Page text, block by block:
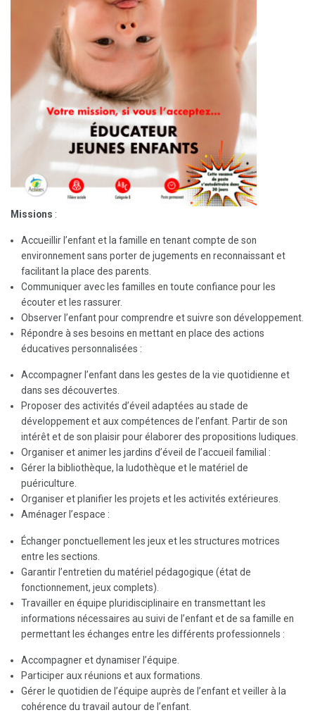
Missions :
Accueillir l’enfant et la famille en tenant compte de son
environnement sans porter de jugements en reconnaissant et
facilitant la place des parents.
Communiquer avec les familles en toute confiance pour les
écouter et les rassurer.
Observer l’enfant pour comprendre et suivre son développement.
Répondre à ses besoins en mettant en place des actions
éducatives personnalisées :
Accompagner l’enfant dans les gestes de la vie quotidienne et
dans ses découvertes.
Proposer des activités d’éveil adaptées au stade de
développement et aux compétences de l’enfant. Partir de son
intérêt et de son plaisir pour élaborer des propositions ludiques.
Organiser et animer les jardins d’éveil de l’accueil familial :
Gérer la bibliothèque, la ludothèque et le matériel de
puériculture.
Organiser et planifier les projets et les activités extérieures.
Aménager l’espace :
Échanger ponctuellement les jeux et les structures motrices
entre les sections.
Garantir l’entretien du matériel pédagogique (état de
fonctionnement, jeux complets).
Travailler en équipe pluridisciplinaire en transmettant les
informations nécessaires au suivi de l’enfant et de sa famille en
permettant les échanges entre les différents professionnels :
Accompagner et dynamiser l’équipe.
Participer aux réunions et aux formations.
Gérer le quotidien de l’équipe auprès de l’enfant et veiller à la
cohérence du travail autour de l’enfant.